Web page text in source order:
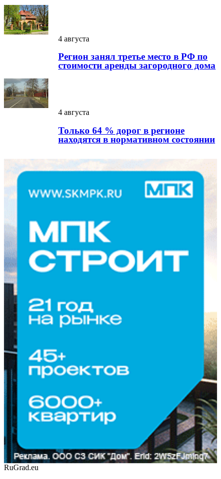
4 августа
Регион занял третье место в РФ по
стоимости аренды загородного дома
4 августа
Только 64 % дорог в регионе
находятся в нормативном состоянии
RuGrad.eu